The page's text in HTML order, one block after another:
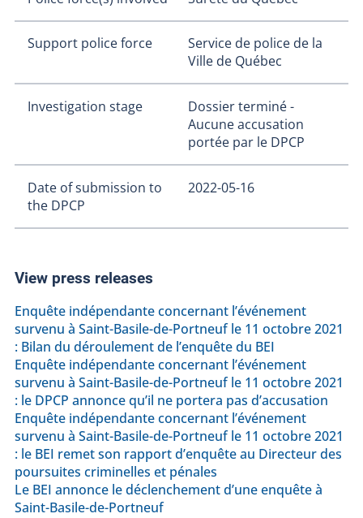
Support police force
Service de police de la
Ville de Québec
Investigation stage
Dossier terminé -
Aucune accusation
portée par le DPCP
Date of submission to
the DPCP
2022-05-16
View press releases
Enquête indépendante concernant l’événement
survenu à Saint-Basile-de-Portneuf le 11 octobre 2021
: Bilan du déroulement de l’enquête du BEI
Enquête indépendante concernant l’événement
survenu à Saint-Basile-de-Portneuf le 11 octobre 2021
: le DPCP annonce qu’il ne portera pas d’accusation
Enquête indépendante concernant l’événement
survenu à Saint-Basile-de-Portneuf le 11 octobre 2021
: le BEI remet son rapport d’enquête au Directeur des
poursuites criminelles et pénales
Le BEI annonce le déclenchement d’une enquête à
Saint-Basile-de-Portneuf